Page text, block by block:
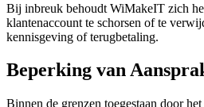
Bij inbreuk behoudt WiMakeIT zich
klantenaccount te schorsen of te
kennisgeving of terugbetaling.
Beperking van
Binnen de grenzen toegestaan door